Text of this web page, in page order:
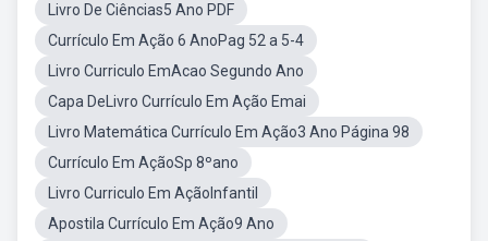
Livro De Ciências5 Ano PDF
Currículo Em Ação 6 AnoPag 52 a 5-4
Livro Curriculo EmAcao Segundo Ano
Capa DeLivro Currículo Em Ação Emai
Livro Matemática Currículo Em Ação3 Ano Página 98
Currículo Em AçãoSp 8ºano
Livro Curriculo Em AçãoInfantil
Apostila Currículo Em Ação9 Ano